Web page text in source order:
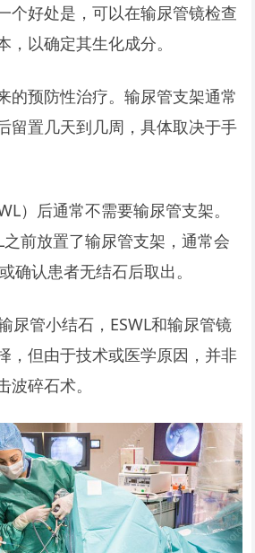
个好处是，可以在输尿管镜检查
，以确定其生化成分。
的预防性治疗。输尿管支架通常
留置几天到几周，具体取决于手
）后通常不需要输尿管支架。
之前放置了输尿管支架，通常会
确认患者无结石后取出。
尿管小结石，ESWL和输尿管镜
，但由于技术或医学原因，并非
波碎石术。